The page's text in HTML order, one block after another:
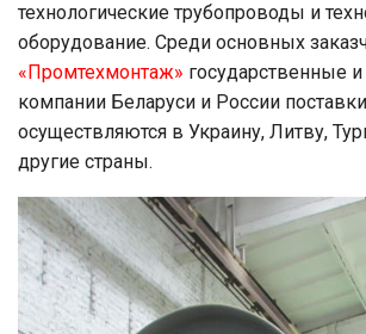
технологические трубопроводы и
оборудование. Среди основных
«Промтехмонтаж» государственные
компании Беларуси и России
осуществляются в Украину, Литву,
другие страны.